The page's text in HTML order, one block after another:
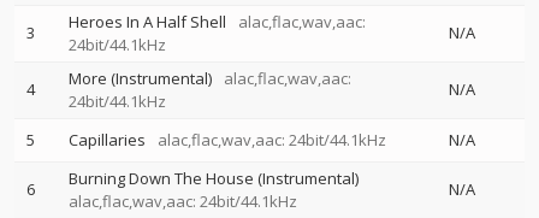
3 Heroes In A Half Shell
alac,flac,wav,aac:
24bit/44.1kHz
N/A
4 More (Instrumental)
alac,flac,wav,aac:
24bit/44.1kHz
N/A
5 Capillaries alac,flac,wav,aac: 24bit/44.1kHz N/A
6
Burning Down The House (Instrumental)
alac,flac,wav,aac: 24bit/44.1kHz
N/A